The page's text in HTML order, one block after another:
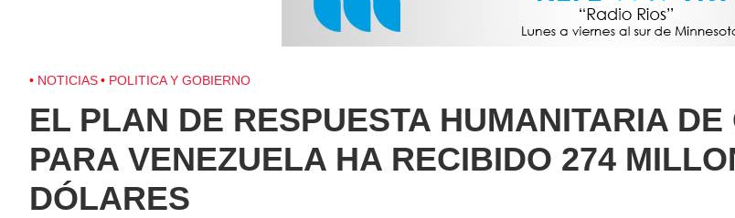
NOTICIAS POLITICA Y GOBIERNO
EL PLAN DE RESPUESTA HUMANITARIA DE
PARA VENEZUELA HA RECIBIDO 274
DÓLARES